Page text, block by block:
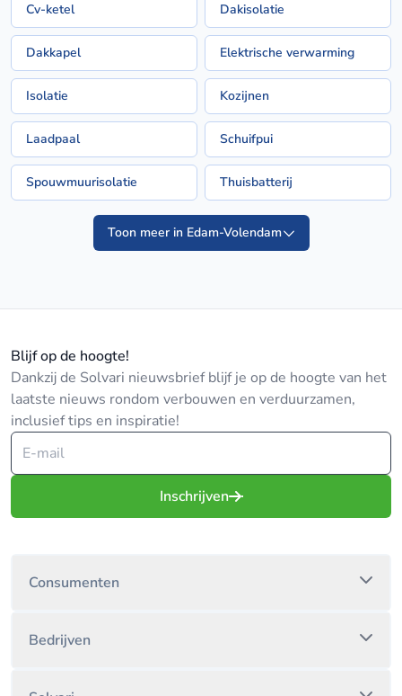
Cv-ketel Dakisolatie
Dakkapel Elektrische verwarming
Isolatie Kozijnen
Laadpaal Schuifpui
Spouwmuurisolatie Thuisbatterij
Toon meer in Edam-Volendam
Blijf op de hoogte!
Dankzij de Solvari nieuwsbrief blijf je op de hoogte van het
laatste nieuws rondom verbouwen en verduurzamen,
inclusief tips en inspiratie!
Inschrijven
Consumenten
Bedrijven